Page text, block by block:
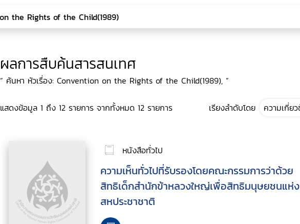
ผลการสืบค้นสารสนเทศ
“ ค้นหา หัวเรื่อง: Convention on the Rights of the Child(1989), ”
แสดงข้อมูล 1 ถึง 12 รายการ จากทั้งหมด 12 รายการ เรียงลำดับโดย
หนังสือทั่วไป
ความเห็นทั่วไปที่รับรองโดยคณะกรรมการว่าด้วย
สิทธิเด็กสำนักข้าหลวงใหญ่เพื่อสิทธิมนุษยชนแห่ง
สหประชาชาติ